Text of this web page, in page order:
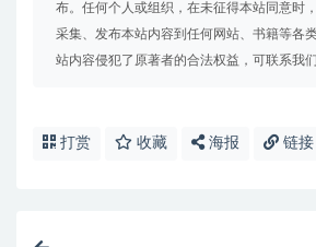
布。任何个人或组织，在未征得本站同意时
采集、发布本站内容到任何网站、书籍等各
站内容侵犯了原著者的合法权益，可联系我
打赏 收藏 海报 链接